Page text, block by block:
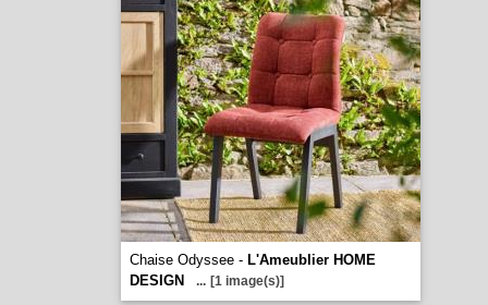
Chaise Odyssee - L'Ameublier HOME
DESIGN
... [1 image(s)]